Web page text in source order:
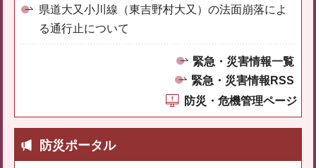
県道大又小川線（東吉野村大又）の法面崩落によ
る通行止について
緊急・災害情報一覧
緊急・災害情報RSS
防災・危機管理ページ
防災ポータル